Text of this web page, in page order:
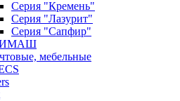
Серия "Кремень"
Серия "Лазурит"
Серия "Сапфир"
мебельные